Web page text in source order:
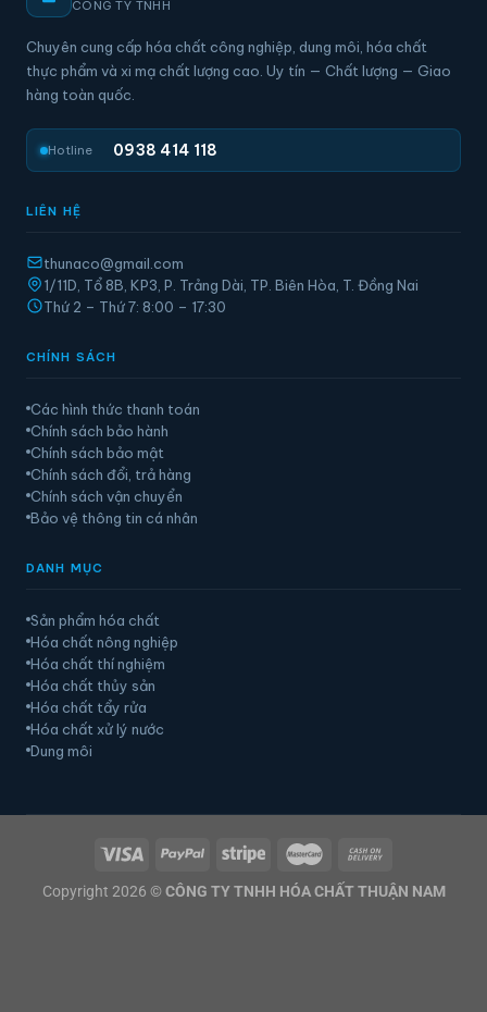
CÔNG TY TNHH
Chuyên cung cấp hóa chất công nghiệp, dung môi, hóa chất
thực phẩm và xi mạ chất lượng cao. Uy tín — Chất lượng — Giao
hàng toàn quốc.
Hotline 0938 414 118
LIÊN HỆ
thunaco@gmail.com
1/11D, Tổ 8B, KP3, P. Trảng Dài, TP. Biên Hòa, T. Đồng Nai
Thứ 2 – Thứ 7: 8:00 – 17:30
CHÍNH SÁCH
Các hình thức thanh toán
Chính sách bảo hành
Chính sách bảo mật
Chính sách đổi, trả hàng
Chính sách vận chuyển
Bảo vệ thông tin cá nhân
DANH MỤC
Sản phẩm hóa chất
Hóa chất nông nghiệp
Hóa chất thí nghiệm
Hóa chất thủy sản
Hóa chất tẩy rửa
Hóa chất xử lý nước
Dung môi
Copyright 2026 © CÔNG TY TNHH HÓA CHẤT THUẬN NAM